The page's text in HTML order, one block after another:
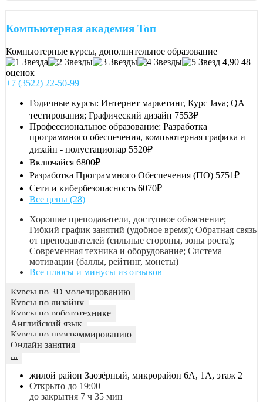
Компьютерная академия Toп
Компьютерные курсы, дополнительное образование
4,90 48
оценок
+7 (3522) 22-50-99
Годичные курсы: Интернет маркетинг, Курс Java; QA
тестирования; Графический дизайн 7553₽
Профессиональное образование: Разработка
программного обеспечения, компьютерная графика и
дизайн - полустационар 5520₽
Включайся 6800₽
Разработка Программного Обеспечения (ПО) 5751₽
Сети и кибербезопасность 6070₽
Все цены (28)
Хорошие преподаватели, доступное объяснение;
Гибкий график занятий (удобное время); Обратная связь
от преподавателей (сильные стороны, зоны роста);
Современная техника и оборудование; Система
мотивации (баллы, рейтинг, монеты)
Все плюсы и минусы из отзывов
Курсы по 3D моделированию
Курсы по дизайну
Курсы по робототехнике
Английский язык
Курсы по программированию
Онлайн занятия
...
жилой район Заозёрный, микрорайон 6А, 1А, этаж 2
Открыто до 19:00
до закрытия 7 ч 35 мин